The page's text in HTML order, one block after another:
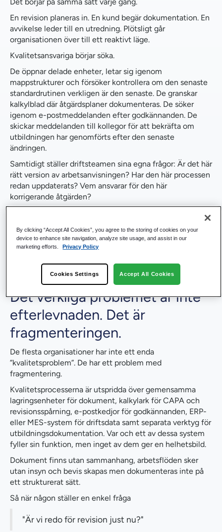
kvalitetsgenomförande
Sammanfattningsvis
Det börjar på samma sätt varje gång.
En revision planeras in. En kund begär dokumentation. En
avvikelse leder till en utredning. Plötsligt går
organisationen över till ett reaktivt läge.
Kvalitetsansvariga börjar söka.
De öppnar delade enheter, letar sig igenom
mappstrukturer och försöker kontrollera om den senaste
standardrutinen verkligen är den senaste. De granskar
kalkylblad där åtgärdsplaner dokumenteras. De söker
igenom e-postmeddelanden efter godkännanden. De
skickar meddelanden till kollegor för att bekräfta om
utbildningen har genomförts efter den senaste
ändringen.
Samtidigt ställer driftsteamen sina egna frågor: Är det här
rätt version av arbetsanvisningen? Har den här processen
redan uppdaterats? Vem ansvarar för den här
korrigerande åtgärden?
Så här ser kvalitetshanteringen ut i många
tillverkningsföretag idag. Inte för att teamen inte bryr sig
om kvaliteten, utan för att de system de förlitar sig på
aldrig utformades med tanke på hur kvalitetsarbete
faktiskt fungerar.
Det verkliga problemet är inte
efterlevnaden. Det är
fragmenteringen.
De flesta organisationer har inte ett enda
”kvalitetsproblem”. De har ett problem med
fragmentering.
Kvalitetsprocesserna är utspridda över gemensamma
lagringsenheter för dokument, kalkylark för CAPA och
revisionsspårning, e-postkedjor för godkännanden, ERP-
eller MES-system för driftsdata samt separata verktyg för
utbildningsdokumentation. Var och ett av dessa system
fyller sin funktion, men inget av dem ger en helhetsbild.
Dokument finns utan sammanhang, arbetsflöden sker
utan insyn och bevis skapas men dokumenteras inte på
ett strukturerat sätt.
Så när någon ställer en enkel fråga
"Är vi redo för revision just nu?"
By clicking “Accept All Cookies”, you agree to the storing of cookies on your
device to enhance site navigation, analyze site usage, and assist in our
marketing efforts.
Privacy Policy
Cookies Settings Accept All Cookies